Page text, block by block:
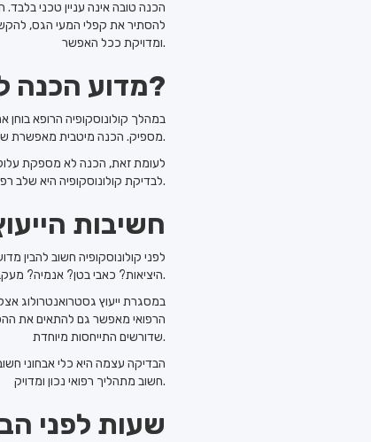
הכנה טובה אינה עניין טכני
להסתיר את קפלי המעי הגס,
ומדויקת ככל האפשר.
מדוע הכנה לקולונוסקופיה חשובה כל כך?
במהלך קולונוסקופיה הרופא בוחן
מספיק. הכנה מיטבית מאפשרת שדה ראייה טוב יותר, מפחיתה את הסיכון להחמצת ממצאים, ומסייעת לרופא לבצע הערכה מדויקת יותר.
לעומת זאת, הכנה לא מספקת
לבדיקת קולונוסקופיה היא שלב רפואי חשוב שמשפיע ישירות על איכות האבחון.
חשיבות
לפני קולונוסקופיה חשוב להבין
היציאות? כאבי בטן? אנמיה? מעקב אחר פוליפים קודמים? לכל מצב יש משמעות אחרת.
במסגרת ייעוץ גסטרואנטרולוג
הרפואי מאפשר גם להתאים את
שדורשים התייחסות מיוחדת.
הבדיקה עצמה היא כלי אבחוני
חשוב מתהליך רפואי נכון ומדויק.
72 שעות